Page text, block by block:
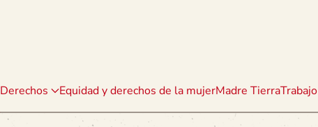
Derechos Equidad y derechos de la mujerMadre TierraTrabajo